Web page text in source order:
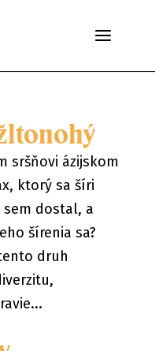
sršňovi ázijskom
ktorý sa šíri
sem dostal, a
šírenia sa?
druh